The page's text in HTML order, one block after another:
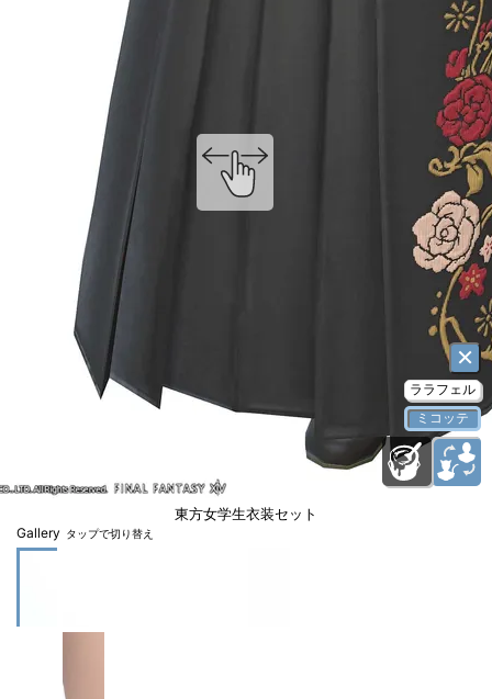
東方女学生衣装セット
×
ララフェル
ミコッテ
Gallery タップで切り替え